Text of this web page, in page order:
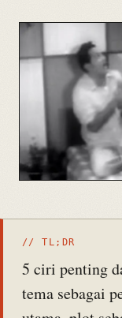
// TL;DR
5 ciri penting
tema sebagai